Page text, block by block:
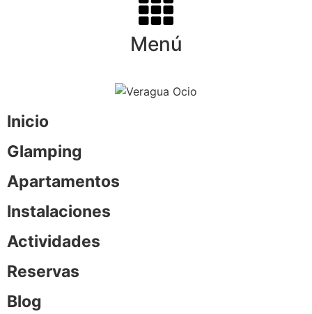
Menú
Inicio
Glamping
Apartamentos
Instalaciones
Actividades
Reservas
Blog